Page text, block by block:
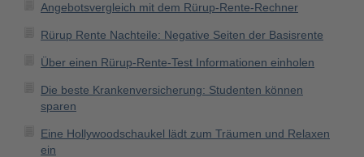
Angebotsvergleich mit dem Rürup-Rente-Rechner
Rürup Rente Nachteile: Negative Seiten der Basisrente
Über einen Rürup-Rente-Test Informationen einholen
Die beste Krankenversicherung: Studenten können
sparen
Eine Hollywoodschaukel lädt zum Träumen und Relaxen
ein